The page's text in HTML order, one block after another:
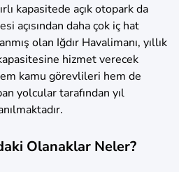
kapasitede açık otopark da
açısından daha çok iç hat
olan Iğdır Havalimanı, yıllık
hizmet verecek
kamu görevlileri hem de
yolcular tarafından yıl
Olanaklar Neler?